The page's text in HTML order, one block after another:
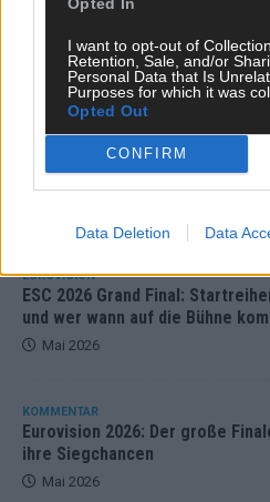
I want to opt-out of
Retention, Sale, and/or
Personal Data that Is
Purposes for which it was
Opted Out
CONFIRM
Data Deletion Data
enttäuscht, Israel polarisiert
Mai 2026
EUROVISION
ESC 2026 Finale: JJ mit Mozart-
Allstars und Parov Stelar als
EUROVISION
ESC 2026 Grand Final:
und wer wann auf die Bühne
Mai 2026
KOMMENTAR
Eurovision 2026: Der große
ihre Siegchancen
Mai 2026